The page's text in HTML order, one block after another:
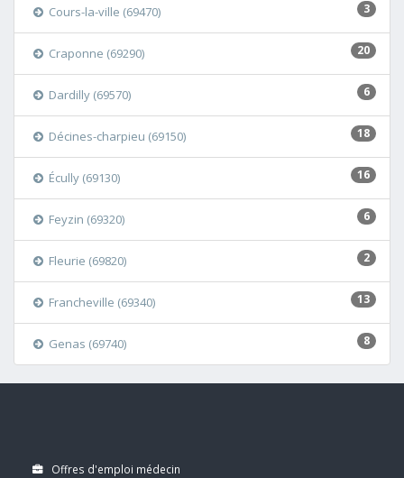
3
Cours-la-ville (69470)
20
Craponne (69290)
6
Dardilly (69570)
18
Décines-charpieu (69150)
16
Écully (69130)
6
Feyzin (69320)
2
Fleurie (69820)
13
Francheville (69340)
8
Genas (69740)
Offres d'emploi médecin